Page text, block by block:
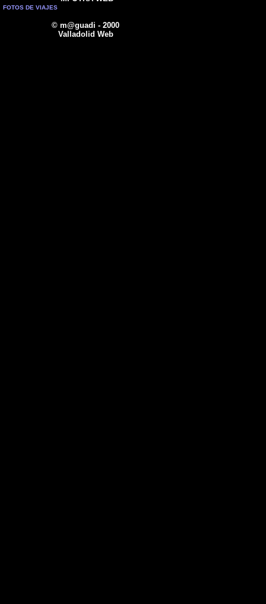
FOTOS DE VIAJES
© m@guadi - 2000
Valladolid Web